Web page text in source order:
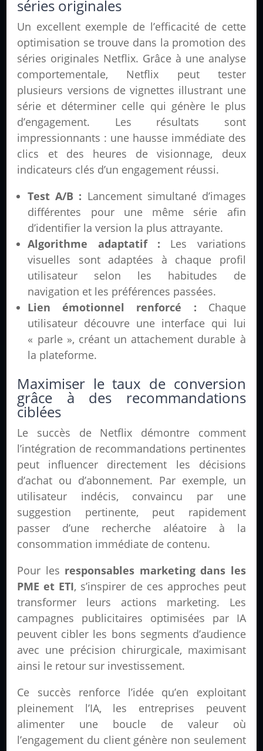
séries originales
Un excellent exemple de l’efficacité de cette
optimisation se trouve dans la promotion des
séries originales Netflix. Grâce à une analyse
comportementale, Netflix peut tester
plusieurs versions de vignettes illustrant une
série et déterminer celle qui génère le plus
d’engagement. Les résultats sont
impressionnants : une hausse immédiate des
clics et des heures de visionnage, deux
indicateurs clés d’un engagement réussi.
Test A/B : Lancement simultané d’images
différentes pour une même série afin
d’identifier la version la plus attrayante.
Algorithme adaptatif : Les variations
visuelles sont adaptées à chaque profil
utilisateur selon les habitudes de
navigation et les préférences passées.
Lien émotionnel renforcé : Chaque
utilisateur découvre une interface qui lui
« parle », créant un attachement durable à
la plateforme.
Maximiser le taux de conversion
grâce à des recommandations
ciblées
Le succès de Netflix démontre comment
l’intégration de recommandations pertinentes
peut influencer directement les décisions
d’achat ou d’abonnement. Par exemple, un
utilisateur indécis, convaincu par une
suggestion pertinente, peut rapidement
passer d’une recherche aléatoire à la
consommation immédiate de contenu.
Pour les responsables marketing dans les
PME et ETI, s’inspirer de ces approches peut
transformer leurs actions marketing. Les
campagnes publicitaires optimisées par IA
peuvent cibler les bons segments d’audience
avec une précision chirurgicale, maximisant
ainsi le retour sur investissement.
Ce succès renforce l’idée qu’en exploitant
pleinement l’IA, les entreprises peuvent
alimenter une boucle de valeur où
l’engagement du client génère non seulement